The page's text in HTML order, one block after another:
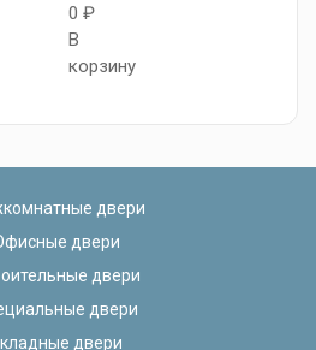
0 ₽
В
корзину
двери
двери
двери
двери
двери